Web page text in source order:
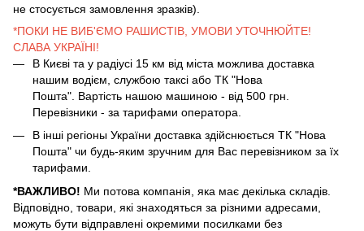
не стосується замовлення зразків).
*ПОКИ НЕ ВИБ'ЄМО РАШИСТІВ, УМОВИ УТОЧНЮЙТЕ!
СЛАВА УКРАЇНІ!
В Києві та у радіусі 15 км від міста можлива доставка
нашим водієм, службою таксі або ТК "Нова
Пошта". Вартість нашою машиною - від 500 грн.
Перевізники - за тарифами оператора.
В інші регіоны України доставка здійснюється ТК "Нова
Пошта" чи будь-яким зручним для Вас перевізником за їх
тарифами.
*ВАЖЛИВО! Ми потова компанія, яка має декілька складів.
Відповідно, товари, які знаходяться за різними адресами,
можуть бути відправлені окремими посилками без